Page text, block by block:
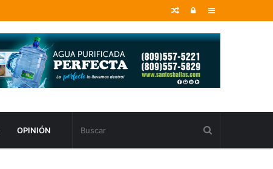
Sidebar
Entrar
Random
OPINIÓN